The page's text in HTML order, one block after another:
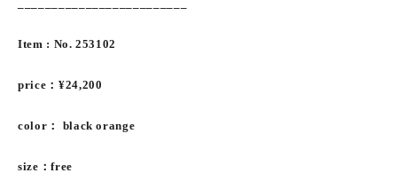
Item : No. 253102
price：¥24,200
color： black orange
size：free